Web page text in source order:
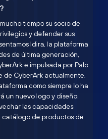
tiempo su socio de
y defender sus
Idira, la plataforma
de última generación,
e impulsada por Palo
de CyberArk actualmente,
como siempre lo ha
un nuevo logo y diseño.
las capacidades
de productos de